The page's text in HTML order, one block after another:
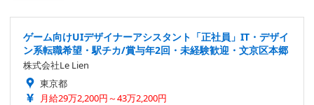
ゲーム向けUIデザイナーアシスタント「正社員」IT・デザイ
ン系転職希望・駅チカ/賞与年2回・未経験歓迎・文京区本郷
株式会社Le Lien
東京都
月給29万2,200円～43万2,200円